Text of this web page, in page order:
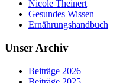
Nicole Theinert
Gesundes Wissen
Ernährungshandbuch
Unser Archiv
Beiträge 2026